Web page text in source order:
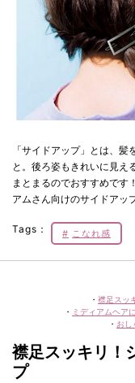
「サイドアップ」とは、
と。後ろ姿もきれいに見え
まとまるのでおすすめです
アムさん向けのサイドアッ
Tags： こなれ感
・ 襟足スッ
・ ミディアムヘア
・ おし
襟足スッキリ！
プ